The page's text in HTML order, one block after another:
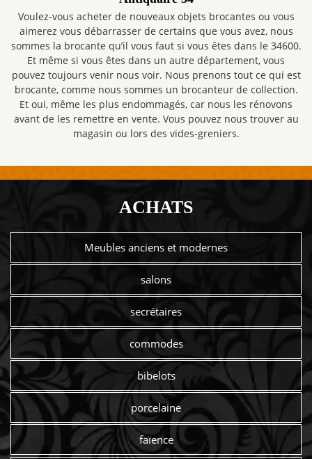
Voulez-vous acheter de nouveaux objets brocantes ou vous
aimerez vous débarrasser de certains que vous avez, nous
sommes la brocante qu’il vous faut si vous êtes dans le 34600.
Et même si vous êtes dans un autre département, vous
pouvez toujours venir nous voir. Nous prenons tout ce qui est
brocante, comme nous sommes un brocanteur de collection.
Et oui, même les plus endommagés, car nous les rénovons
avant de les remettre en vente. Vous pouvez nous trouver au
magasin ou lors des vides-greniers.
ACHATS
Meubles anciens et modernes
salons
secrétaires
commodes
bibelots
porcelaine
faïence